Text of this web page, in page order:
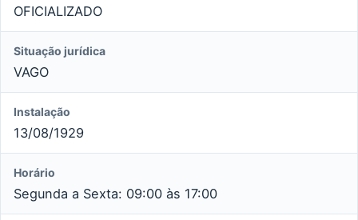
OFICIALIZADO
Situação jurídica
VAGO
Instalação
13/08/1929
Horário
Segunda a Sexta: 09:00 às 17:00